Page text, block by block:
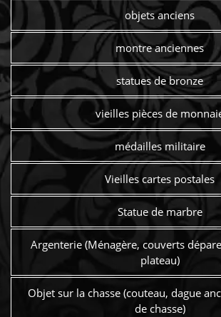
objets anciens
montre anciennes
statues de bronze
vieilles pièces de
médailles militaire
Vieilles cartes postales
Statue de marbre
Argenterie (Ménagère, couverts
plateau)
Objet sur la chasse (couteau, dague
de chasse)